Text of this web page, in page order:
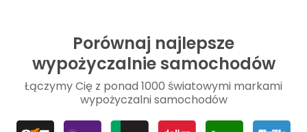
Porównaj najlepsze
wypożyczalnie samochodów
Łączymy Cię z ponad 1000 światowymi markami
wypożyczalni samochodów